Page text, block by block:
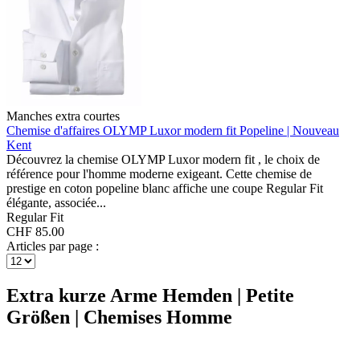
Manches extra courtes
Chemise d'affaires OLYMP Luxor modern fit Popeline | Nouveau
Kent
Découvrez la chemise OLYMP Luxor modern fit , le choix de
référence pour l'homme moderne exigeant. Cette chemise de
prestige en coton popeline blanc affiche une coupe Regular Fit
élégante, associée...
Regular Fit
CHF 85.00
Articles par page :
Extra kurze Arme Hemden | Petite
Größen | Chemises Homme